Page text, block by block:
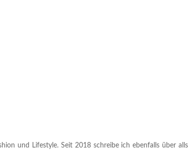
und Lifestyle. Seit 2018 schreibe ich ebenfalls über alls